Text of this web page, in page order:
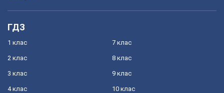
ГДЗ
1 клас
2 клас
3 клас
4 клас
7 клас
8 клас
9 клас
10 клас